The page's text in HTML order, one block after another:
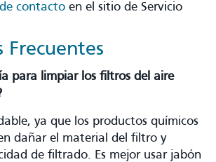
contacto en el sitio de Servicio
Frecuentes
para limpiar los filtros del aire
ya que los productos químicos
dañar el material del filtro y
de filtrado. Es mejor usar jabón